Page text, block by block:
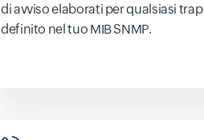
di avviso elaborati per qualsiasi trap
definito nel tuo MIB SNMP.